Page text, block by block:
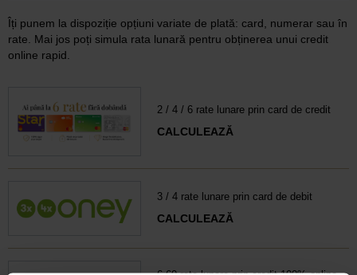
Îți punem la dispoziție opțiuni variate de plată: card, numerar sau în
rate. Mai jos poți simula rata lunară pentru obținerea unui credit
online rapid.
2 / 4 / 6 rate lunare prin card de credit
CALCULEAZĂ
3 / 4 rate lunare prin card de debit
CALCULEAZĂ